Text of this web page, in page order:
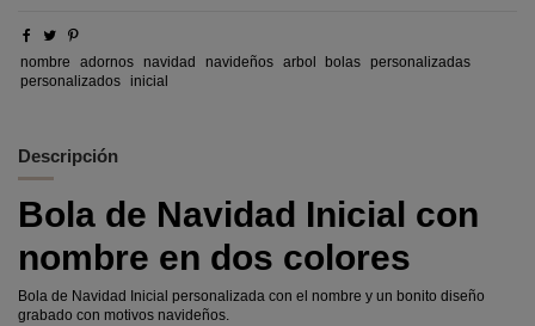
nombre adornos navidad navideños arbol bolas personalizadas
personalizados inicial
Descripción
Bola de Navidad Inicial con
nombre en dos colores
Bola de Navidad Inicial personalizada con el nombre y un bonito diseño
grabado con motivos navideños.